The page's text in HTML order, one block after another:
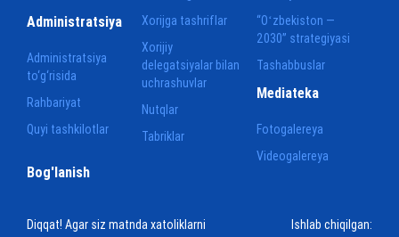
Xorijga tashriflar
Xorijiy
delegatsiyalar bilan
uchrashuvlar
Nutqlar
Tabriklar
“Oʻzbekiston —
2030” strategiyasi
Tashabbuslar
Administratsiya
Administratsiya
to‘g‘risida
Rahbariyat
Quyi tashkilotlar
Mediateka
Fotogalereya
Videogalereya
Bog'lanish
Diqqat! Agar siz matnda xatoliklarni
Ishlab chiqilgan: